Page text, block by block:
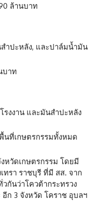
ล้านบาท
ำปะหลัง, และปาล์มน้ำมัน
บาท
รงงาน และมันสำปะหลัง
นที่เกษตรกรรมทั้งหมด
หวัดเกษตรกรรม โดยมี
ทรา ราชบุรี ที่มี สส. จาก
กันว่าโควต้ากระทรวง
ก 3 จังหวัด โคราช อุบลฯ